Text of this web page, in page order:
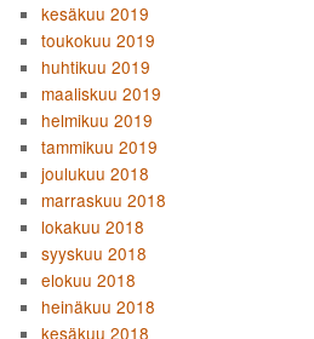
kesäkuu 2019
toukokuu 2019
huhtikuu 2019
maaliskuu 2019
helmikuu 2019
tammikuu 2019
joulukuu 2018
marraskuu 2018
lokakuu 2018
syyskuu 2018
elokuu 2018
heinäkuu 2018
kesäkuu 2018